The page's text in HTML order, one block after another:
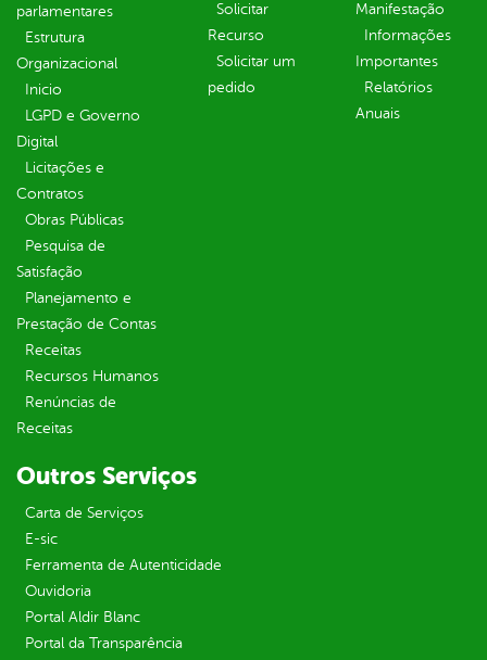
parlamentares
Estrutura
Organizacional
Inicio
LGPD e Governo
Digital
Licitações e
Contratos
Obras Públicas
Pesquisa de
Satisfação
Planejamento e
Prestação de Contas
Receitas
Recursos Humanos
Renúncias de
Receitas
Solicitar
Recurso
Solicitar um
pedido
Manifestação
Informações
Importantes
Relatórios
Anuais
Outros Serviços
Carta de Serviços
E-sic
Ferramenta de Autenticidade
Ouvidoria
Portal Aldir Blanc
Portal da Transparência